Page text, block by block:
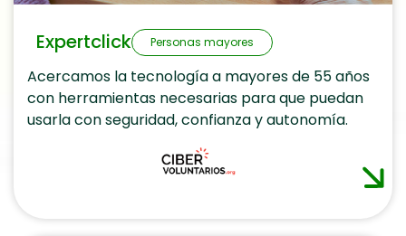
Expertclick Personas mayores
Acercamos la tecnología a mayores de 55 años
con herramientas necesarias para que puedan
usarla con seguridad, confianza y autonomía.